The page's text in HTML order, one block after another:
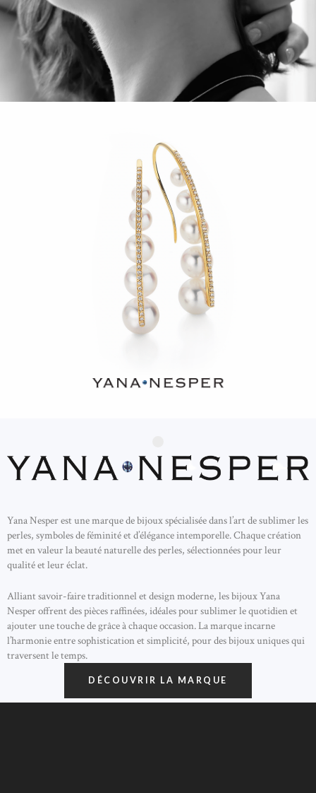
Yana Nesper est une marque de bijoux spécialisée dans l’art de sublimer les
perles, symboles de féminité et d’élégance intemporelle. Chaque création
met en valeur la beauté naturelle des perles, sélectionnées pour leur
qualité et leur éclat.
Alliant savoir-faire traditionnel et design moderne, les bijoux Yana
Nesper offrent des pièces raffinées, idéales pour sublimer le quotidien et
ajouter une touche de grâce à chaque occasion. La marque incarne
l’harmonie entre sophistication et simplicité, pour des bijoux uniques qui
traversent le temps.
DÉCOUVRIR LA MARQUE